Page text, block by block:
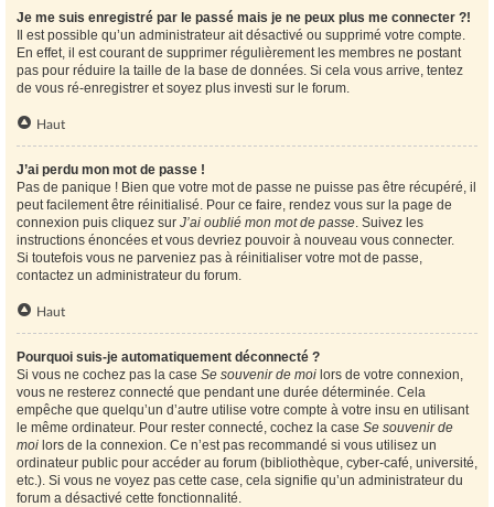
Je me suis enregistré par le passé mais je ne peux plus me connecter ?!
Il est possible qu’un administrateur ait désactivé ou supprimé votre compte.
En effet, il est courant de supprimer régulièrement les membres ne postant
pas pour réduire la taille de la base de données. Si cela vous arrive, tentez
de vous ré-enregistrer et soyez plus investi sur le forum.
Haut
J’ai perdu mon mot de passe !
Pas de panique ! Bien que votre mot de passe ne puisse pas être récupéré, il
peut facilement être réinitialisé. Pour ce faire, rendez vous sur la page de
connexion puis cliquez sur J’ai oublié mon mot de passe. Suivez les
instructions énoncées et vous devriez pouvoir à nouveau vous connecter.
Si toutefois vous ne parveniez pas à réinitialiser votre mot de passe,
contactez un administrateur du forum.
Haut
Pourquoi suis-je automatiquement déconnecté ?
Si vous ne cochez pas la case Se souvenir de moi lors de votre connexion,
vous ne resterez connecté que pendant une durée déterminée. Cela
empêche que quelqu’un d’autre utilise votre compte à votre insu en utilisant
le même ordinateur. Pour rester connecté, cochez la case Se souvenir de
moi lors de la connexion. Ce n’est pas recommandé si vous utilisez un
ordinateur public pour accéder au forum (bibliothèque, cyber-café, université,
etc.). Si vous ne voyez pas cette case, cela signifie qu’un administrateur du
forum a désactivé cette fonctionnalité.